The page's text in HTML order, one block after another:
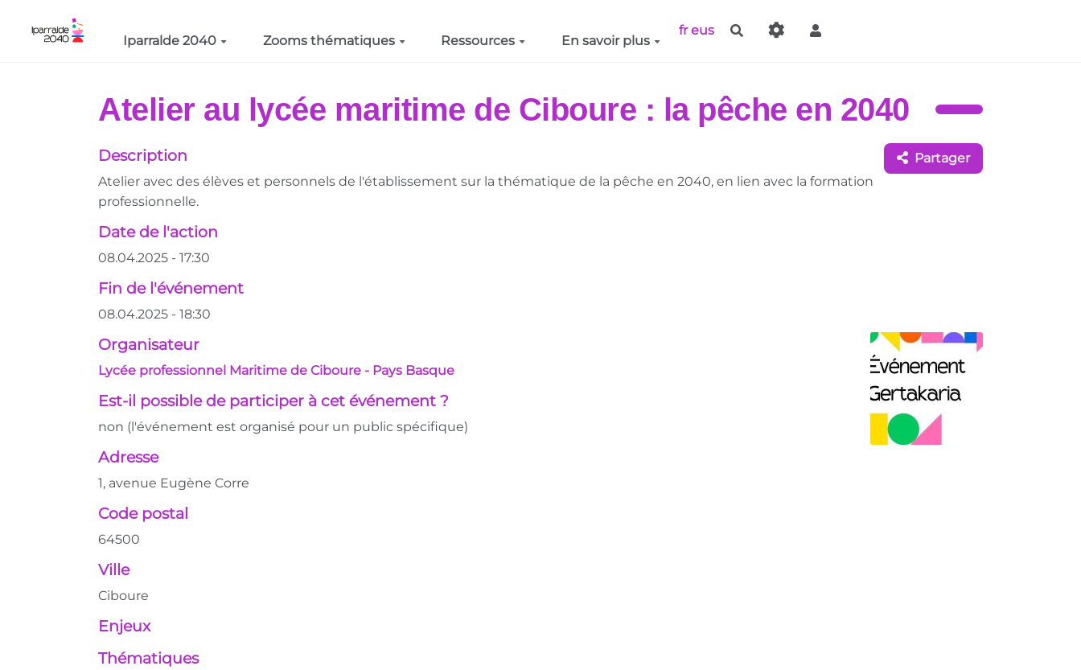
Aller au contenu principal
Iparralde 2040
Zooms thématiques Ressources En savoir plus
fr eus Rechercher
Atelier au lycée maritime de Ciboure : la pêche en 2040
Partager
Description
Atelier avec des élèves et personnels de l'établissement sur la thématique de la pêche en 2040, en lien avec la formation
professionnelle.
Date de l'action
08.04.2025 - 17:30
Fin de l'événement
08.04.2025 - 18:30
Organisateur
Lycée professionnel Maritime de Ciboure - Pays Basque
Est-il possible de participer à cet événement ?
non (l'événement est organisé pour un public spécifique)
Adresse
1, avenue Eugène Corre
Code postal
64500
Ville
Ciboure
Enjeux
Thématiques